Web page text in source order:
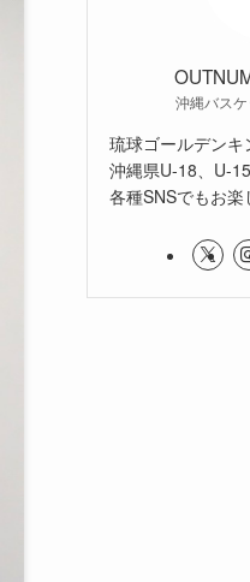
沖縄バス
琉球ゴールデンキ
沖縄県U-18、U-
各種SNSでもお